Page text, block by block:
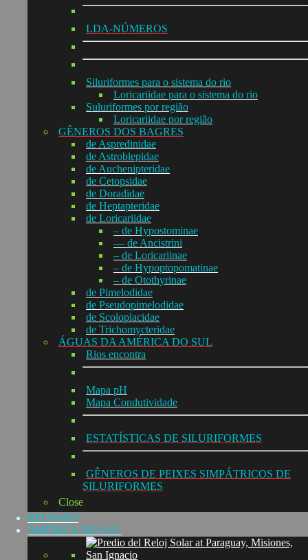
LDA-NÚMEROS
Siluriformes para o sistema do rio
Loricariidae para o sistema do rio
Suluriformes por região
Loricariidae por região
GÊNEROS DOS BAGRES
de Aspredinidae
de Astroblepidae
de Auchenipteridae
de Cetopsidae
de Doradidae
de Heptapteridae
de Loricariidae
– de Hypostominae
— de Ancistrini
– de Loricariinae
– de Hypoptopomatinae
– de Otothyrinae
de Pimelodidae
de Pseudopimelodidae
de Scoloplacidae
de Trichomycteridae
ÁGUAS DA AMÉRICA DO SUL
Rios encontra
Mapa pH
Mapa Condutividade
ESTATÍSTICAS DE SILURIFORMES
GÊNEROS DE PEIXES SIMPÁTRICOS DE
SILURIFORMES
Close
REUNIÃO
ÁMÉRICA DO SUL